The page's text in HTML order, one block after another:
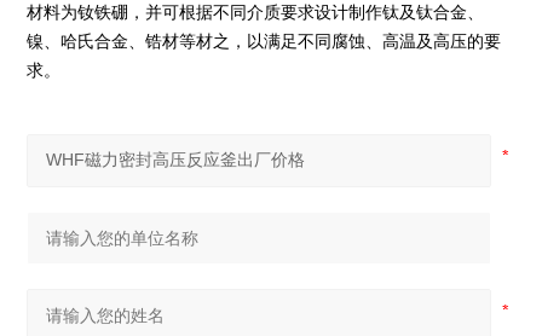
材料为钕铁硼，并可根据不同介质要求设计制作钛及钛合金、
镍、哈氏合金、锆材等材之，以满足不同腐蚀、高温及高压的要
求。